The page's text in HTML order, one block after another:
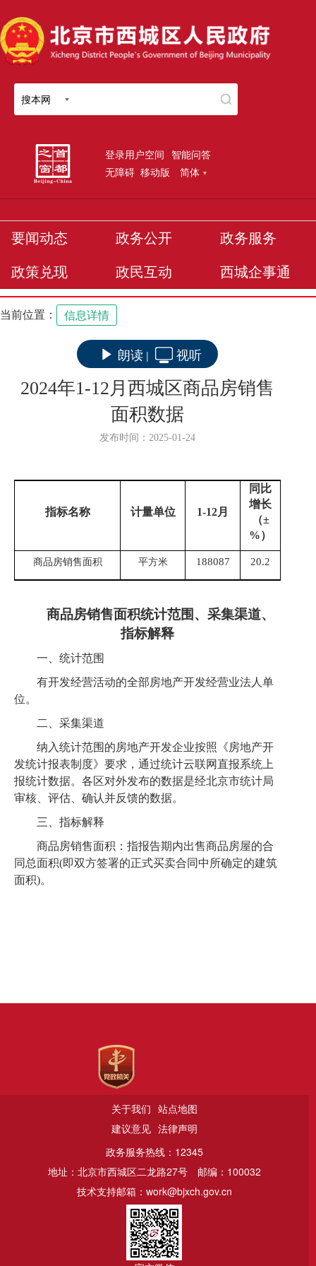
搜本网
登录用户空间 智能问答
无障碍 移动版 简体
要闻动态 政务公开 政务服务
政策兑现 政民互动 西城企事通
当前位置： 信息详情
朗读 | 视听
2024年1-12月西城区商品房销售
面积数据
发布时间：2025-01-24
指标名称 计量单位 1-12月
同比
增长
（±
%）
商品房销售面积 平方米 188087 20.2
商品房销售面积统计范围、采集渠道、
指标解释
一、统计范围
有开发经营活动的全部房地产开发经营业法人单
位。
二、采集渠道
纳入统计范围的房地产开发企业按照《房地产开
发统计报表制度》要求，通过统计云联网直报系统上
报统计数据。各区对外发布的数据是经北京市统计局
审核、评估、确认并反馈的数据。
三、指标解释
商品房销售面积：指报告期内出售商品房屋的合
同总面积(即双方签署的正式买卖合同中所确定的建筑
面积)。
关于我们 站点地图
建议意见 法律声明
政务服务热线：12345
地址：北京市西城区二龙路27号
邮编：100032
技术支持邮箱：work@bjxch.gov.cn